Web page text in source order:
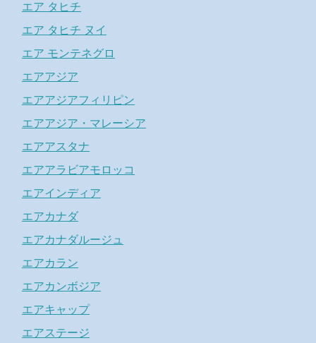
エア タヒチ
エア タヒチ ヌイ
エア モンテネグロ
エアアジア
エアアジアフィリピン
エアアジア・マレーシア
エアアスタナ
エアアラビアモロッコ
エアインディア
エアカナダ
エアカナダルージュ
エアカラン
エアカンボジア
エアキャップ
エアステージ